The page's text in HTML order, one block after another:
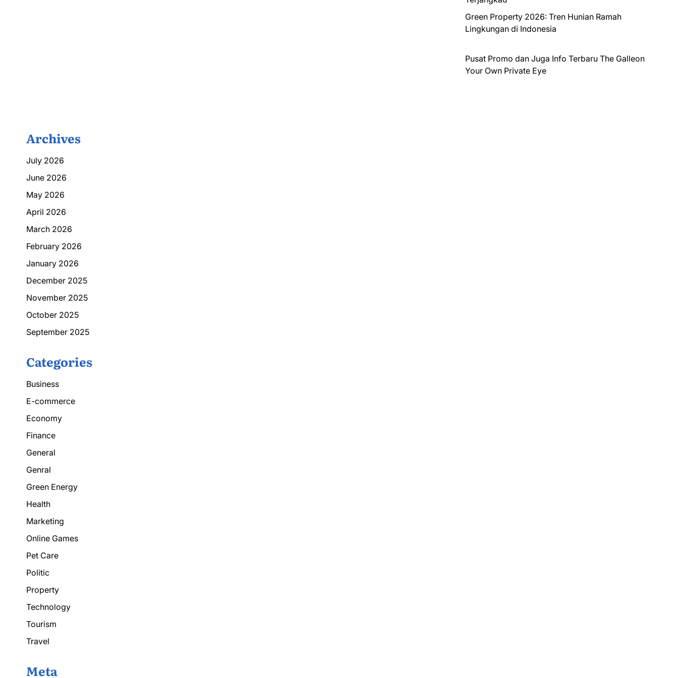
Green Property 2026: Tren Hunian Ramah
Lingkungan di Indonesia
Pusat Promo dan Juga Info Terbaru The Galleon
Your Own Private Eye
Archives
July 2026
June 2026
May 2026
April 2026
March 2026
February 2026
January 2026
December 2025
November 2025
October 2025
September 2025
Categories
Business
E-commerce
Economy
Finance
General
Genral
Green Energy
Health
Marketing
Online Games
Pet Care
Politic
Property
Technology
Tourism
Travel
Meta